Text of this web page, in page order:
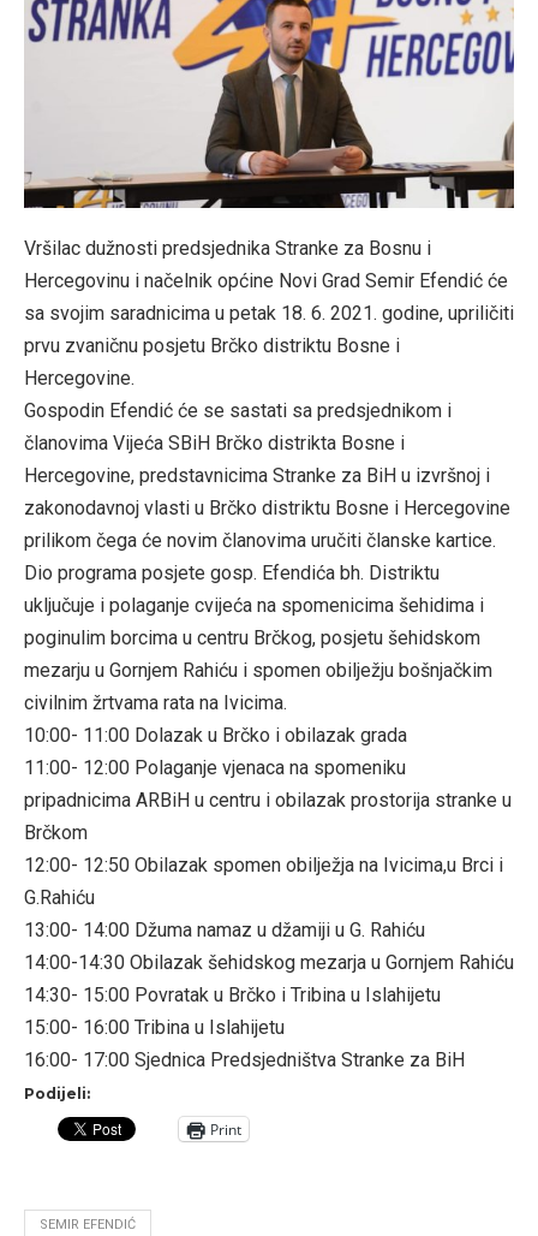
Vršilac dužnosti predsjednika Stranke za Bosnu i
Hercegovinu i načelnik općine Novi Grad Semir Efendić će
sa svojim saradnicima u petak 18. 6. 2021. godine, upriličiti
prvu zvaničnu posjetu Brčko distriktu Bosne i
Hercegovine.
Gospodin Efendić će se sastati sa predsjednikom i
članovima Vijeća SBiH Brčko distrikta Bosne i
Hercegovine, predstavnicima Stranke za BiH u izvršnoj i
zakonodavnoj vlasti u Brčko distriktu Bosne i Hercegovine
prilikom čega će novim članovima uručiti članske kartice.
Dio programa posjete gosp. Efendića bh. Distriktu
uključuje i polaganje cvijeća na spomenicima šehidima i
poginulim borcima u centru Brčkog, posjetu šehidskom
mezarju u Gornjem Rahiću i spomen obilježju bošnjačkim
civilnim žrtvama rata na Ivicima.
10:00- 11:00 Dolazak u Brčko i obilazak grada
11:00- 12:00 Polaganje vjenaca na spomeniku
pripadnicima ARBiH u centru i obilazak prostorija stranke u
Brčkom
12:00- 12:50 Obilazak spomen obilježja na Ivicima,u Brci i
G.Rahiću
13:00- 14:00 Džuma namaz u džamiji u G. Rahiću
14:00-14:30 Obilazak šehidskog mezarja u Gornjem Rahiću
14:30- 15:00 Povratak u Brčko i Tribina u Islahijetu
15:00- 16:00 Tribina u Islahijetu
16:00- 17:00 Sjednica Predsjedništva Stranke za BiH
Podijeli:
Print
SEMIR EFENDIĆ